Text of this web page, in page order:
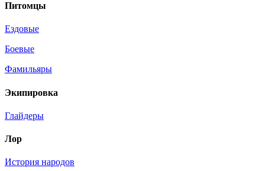
Питомцы
Ездовые
Боевые
Фамильяры
Экипировка
Глайдеры
Лор
История народов